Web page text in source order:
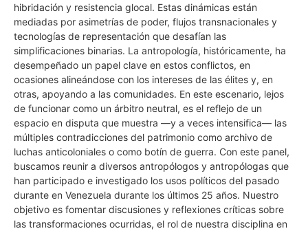
hibridación y resistencia glocal. Estas dinámicas están
mediadas por asimetrías de poder, flujos transnacionales y
tecnologías de representación que desafían las
simplificaciones binarias. La antropología, históricamente, ha
desempeñado un papel clave en estos conflictos, en
ocasiones alineándose con los intereses de las élites y, en
otras, apoyando a las comunidades. En este escenario, lejos
de funcionar como un árbitro neutral, es el reflejo de un
espacio en disputa que muestra —y a veces intensifica— las
múltiples contradicciones del patrimonio como archivo de
luchas anticoloniales o como botín de guerra. Con este panel,
buscamos reunir a diversos antropólogos y antropólogas que
han participado e investigado los usos políticos del pasado
durante en Venezuela durante los últimos 25 años. Nuestro
objetivo es fomentar discusiones y reflexiones críticas sobre
las transformaciones ocurridas, el rol de nuestra disciplina en